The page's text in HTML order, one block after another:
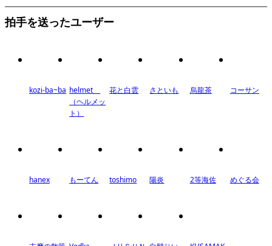
拍手を送ったユーザー
kozi-ba~ba helmet
（ヘルメッ
ト）
花と白雲 さといも 烏龍茶 コーサン
hanex もーてん toshimo 陽炎 2等海佐 めぐる会